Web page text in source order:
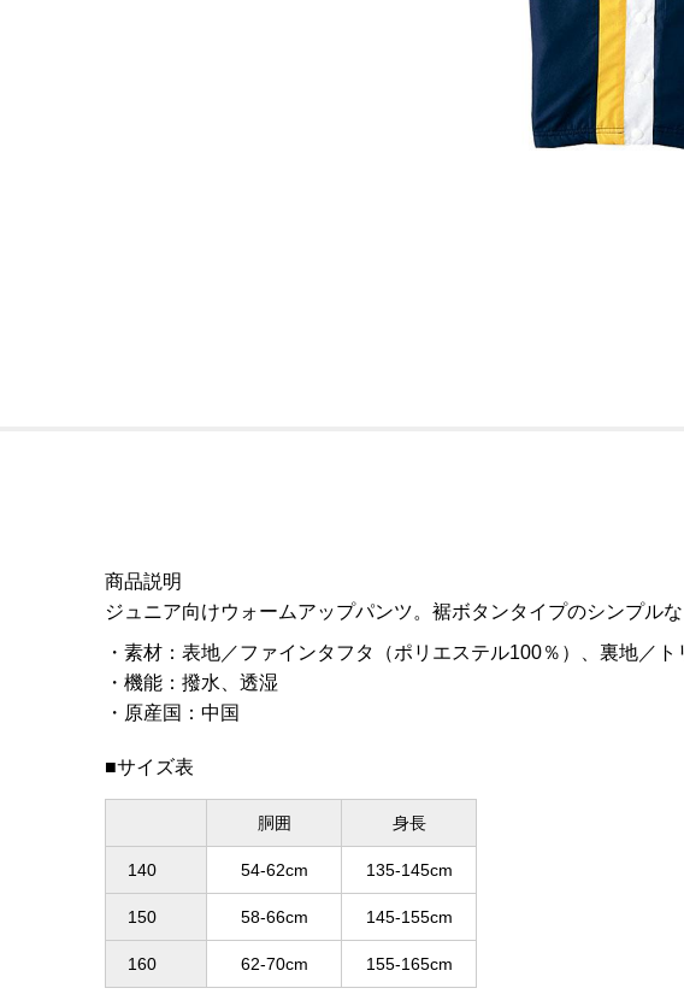
商品説明
ジュニア向けウォームアップパンツ。裾ボタンタイプのシンプル
素材 ： 表地／ファインタフタ（ポリエステル100％）、裏地／ト
機能 ： 撥水、透湿
原産国 ： 中国
■サイズ表
胴囲 身長
140 54-62cm 135-145cm
150 58-66cm 145-155cm
160 62-70cm 155-165cm